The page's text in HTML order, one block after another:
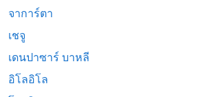
จาการ์ตา
เชจู
เดนปาซาร์ บาหลี
อิโลอิโล